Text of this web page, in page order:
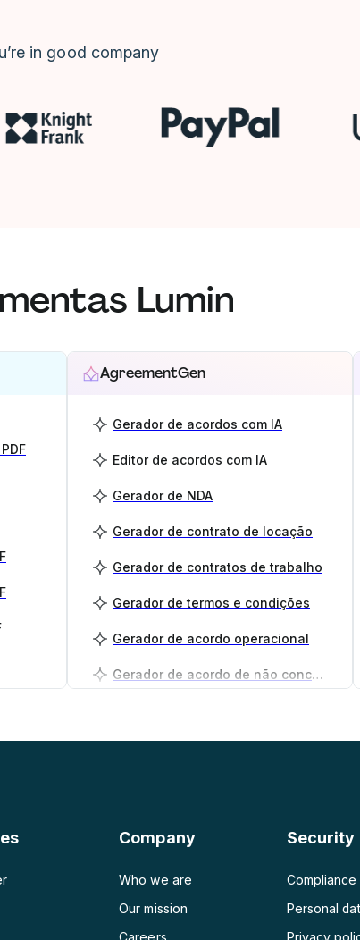
in good company
Lumin
AgreementGen
Gerador de acordos com IA
Editor de acordos com IA
Gerador de NDA
Gerador de contrato de locação
Gerador de contratos de trabalho
Gerador de termos e condições
Gerador de acordo operacional
Gerador de acordo de não concorrência
Company
Who we are
Our mission
Careers
Security
Personal
Privacy